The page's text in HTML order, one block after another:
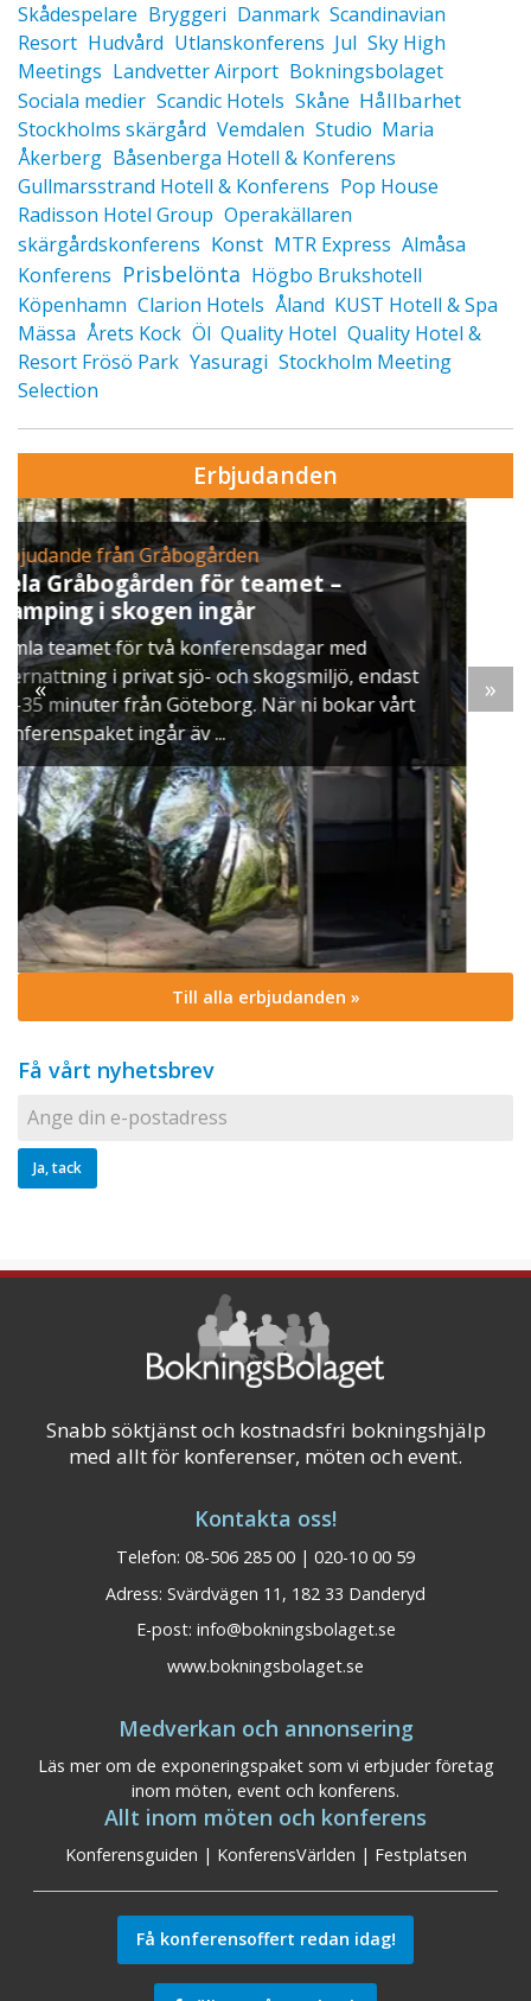
Skådespelare Bryggeri Danmark Scandinavian
Resort Hudvård Utlanskonferens Jul Sky High
Meetings Landvetter Airport Bokningsbolaget
Sociala medier Scandic Hotels Skåne Hållbarhet
Stockholms skärgård Vemdalen Studio Maria
Åkerberg Båsenberga Hotell & Konferens
Gullmarsstrand Hotell & Konferens Pop House
Radisson Hotel Group Operakällaren
skärgårdskonferens Konst MTR Express Almåsa
Konferens Prisbelönta Högbo Brukshotell
Köpenhamn Clarion Hotels Åland KUST Hotell & Spa
Mässa Årets Kock Öl Quality Hotel Quality Hotel &
Resort Frösö Park Yasuragi Stockholm Meeting
Selection
Erbjudanden
Erbjudande från Skytteholm Ekerö
Julbord på Ekerö
När vintern lägger sig över Mälaren dukar vi upp
ett klassiskt svenskt julbord i Skyttegården. Här
möts ni av doften av gran, ljus som brinner stilla
och smaker ...
« »
Till alla erbjudanden »
Få vårt nyhetsbrev
Snabb söktjänst och kostnadsfri bokningshjälp
med allt för konferenser, möten och event.
Kontakta oss!
Telefon: 08-506 285 00 | 020-10 00 59
Adress: Svärdvägen 11, 182 33 Danderyd
E-post: info@bokningsbolaget.se
www.bokningsbolaget.se
Medverkan och annonsering
Läs mer om de exponeringspaket som vi erbjuder företag
inom möten, event och konferens.
Allt inom möten och konferens
Konferensguiden | KonferensVärlden | Festplatsen
Få konferensoffert redan idag!